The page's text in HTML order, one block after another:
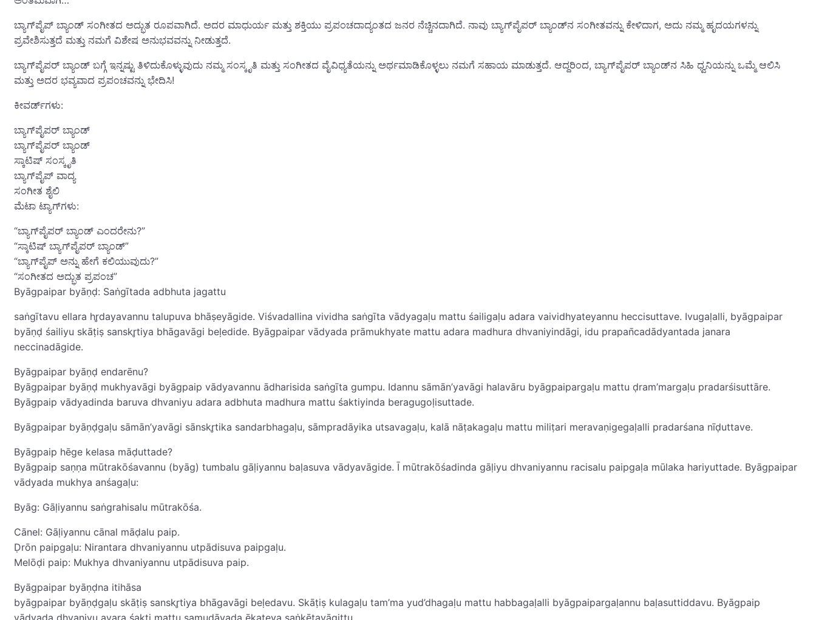
ಬ್ಯಾಗ್‌ಪೈಪ್ ಬ್ಯಾಂಡ್ ಸಂಗೀತದ ಅದ್ಭುತ ರೂಪವಾಗಿದೆ. ಅದರ ಮಾಧುರ್ಯ ಮತ್ತು ಶಕ್ತಿಯು ಪ್ರಪಂಚದಾದ್ಯಂತದ ಜನರ ನೆಚ್ಚಿನದಾಗಿದೆ. ನಾವು ಬ್ಯಾಗ್‌ಪೈಪರ್ ಬ್ಯಾಂಡ್‌ನ ಸಂಗೀತವನ್ನು ಕೇಳಿದಾಗ, ಅದು ನಮ್ಮ ಹೃದಯಗಳನ್ನು
ಪ್ರವೇಶಿಸುತ್ತದೆ ಮತ್ತು ನಮಗೆ ವಿಶೇಷ ಅನುಭವವನ್ನು ನೀಡುತ್ತದೆ.
ಬ್ಯಾಗ್‌ಪೈಪರ್ ಬ್ಯಾಂಡ್ ಬಗ್ಗೆ ಇನ್ನಷ್ಟು ತಿಳಿದುಕೊಳ್ಳುವುದು ನಮ್ಮ ಸಂಸ್ಕೃತಿ ಮತ್ತು ಸಂಗೀತದ ವೈವಿಧ್ಯತೆಯನ್ನು ಅರ್ಥಮಾಡಿಕೊಳ್ಳಲು ನಮಗೆ ಸಹಾಯ ಮಾಡುತ್ತದೆ. ಆದ್ದರಿಂದ, ಬ್ಯಾಗ್‌ಪೈಪರ್ ಬ್ಯಾಂಡ್‌ನ ಸಿಹಿ ಧ್ವನಿಯನ್ನು ಒಮ್ಮೆ ಆಲಿಸಿ
ಮತ್ತು ಅದರ ಭವ್ಯವಾದ ಪ್ರಪಂಚವನ್ನು ಭೇದಿಸಿ!
ಕೀವರ್ಡ್‌ಗಳು:
ಬ್ಯಾಗ್‌ಪೈಪರ್ ಬ್ಯಾಂಡ್
ಬ್ಯಾಗ್‌ಪೈಪರ್ ಬ್ಯಾಂಡ್
ಸ್ಕಾಟಿಷ್ ಸಂಸ್ಕೃತಿ
ಬ್ಯಾಗ್‌ಪೈಪ್ ವಾದ್ಯ
ಸಂಗೀತ ಶೈಲಿ
ಮೆಟಾ ಟ್ಯಾಗ್‌ಗಳು:
“ಬ್ಯಾಗ್‌ಪೈಪರ್ ಬ್ಯಾಂಡ್ ಎಂದರೇನು?”
“ಸ್ಕಾಟಿಷ್ ಬ್ಯಾಗ್‌ಪೈಪರ್ ಬ್ಯಾಂಡ್”
“ಬ್ಯಾಗ್‌ಪೈಪ್ ಅನ್ನು ಹೇಗೆ ಕಲಿಯುವುದು?”
“ಸಂಗೀತದ ಅದ್ಭುತ ಪ್ರಪಂಚ”
Byāg‌paipar byāṇḍ: Saṅgītada adbhuta jagattu
saṅgītavu ellara hr̥dayavannu talupuva bhāṣeyāgide. Viśvadallina vividha saṅgīta vādyagaḷu mattu śailigaḷu adara vaividhyateyannu heccisuttave. Ivugaḷalli, byāg‌paipar
byāṇḍ śailiyu skāṭiṣ sanskr̥tiya bhāgavāgi beḷedide. Byāg‌paipar vādyada prāmukhyate mattu adara madhura dhvaniyindāgi, idu prapan̄cadādyantada janara
neccinadāgide.
Byāg‌paipar byāṇḍ endarēnu?
Byāg‌paipar byāṇḍ mukhyavāgi byāg‌paip vādyavannu ādharisida saṅgīta gumpu. Idannu sāmān’yavāgi halavāru byāg‌paipar‌gaḷu mattu ḍram’mar‌gaḷu pradarśisuttāre.
Byāg‌paip vādyadinda baruva dhvaniyu adara adbhuta madhura mattu śaktiyinda beragugoḷisuttade.
Byāg‌paipar byāṇḍ‌gaḷu sāmān’yavāgi sānskr̥tika sandarbhagaḷu, sāmpradāyika utsavagaḷu, kalā nāṭakagaḷu mattu miliṭari meravaṇigegaḷalli pradarśana nīḍuttave.
Byāg‌paip hēge kelasa māḍuttade?
Byāg‌paip saṇṇa mūtrakōśavannu (byāg) tumbalu gāḷiyannu baḷasuva vādyavāgide. Ī mūtrakōśadinda gāḷiyu dhvaniyannu racisalu paip‌gaḷa mūlaka hariyuttade. Byāg‌paipar
vādyada mukhya anśagaḷu:
Byāg: Gāḷiyannu saṅgrahisalu mūtrakōśa.
Cānel: Gāḷiyannu cānal māḍalu paip.
Ḍrōn paip‌gaḷu: Nirantara dhvaniyannu utpādisuva paip‌gaḷu.
Melōḍi paip: Mukhya dhvaniyannu utpādisuva paip.
Byāg‌paipar byāṇḍ‌na itihāsa
byāg‌paipar byāṇḍ‌gaḷu skāṭiṣ sanskr̥tiya bhāgavāgi beḷedavu. Skāṭiṣ kulagaḷu tam’ma yud’dhagaḷu mattu habbagaḷalli byāg‌paipar‌gaḷannu baḷasuttiddavu. Byāg‌paip
vādyada dhvaniyu avara śakti mattu samudāyada ēkateya saṅkētavāgittu.